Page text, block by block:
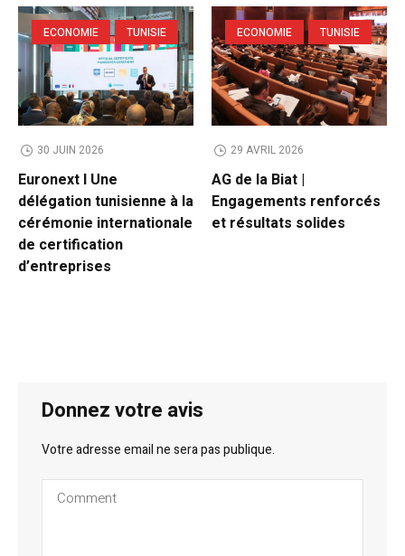
ECONOMIE TUNISIE
30 JUIN 2026
Euronext l Une
délégation tunisienne à la
cérémonie internationale
de certification
d’entreprises
ECONOMIE TUNISIE
29 AVRIL 2026
AG de la Biat |
Engagements renforcés
et résultats solides
Donnez votre avis
Votre adresse email ne sera pas publique.